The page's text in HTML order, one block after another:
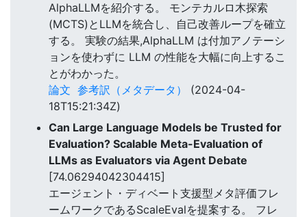
AlphaLLMを紹介する。 モンテカルロ木探索
(MCTS)とLLMを統合し、自己改善ループを確立
する。 実験の結果,AlphaLLM は付加アノテーシ
ョンを使わずに LLM の性能を大幅に向上するこ
とがわかった。
論文 参考訳（メタデータ）
(2024-04-
18T15:21:34Z)
Can Large Language Models be Trusted for
Evaluation? Scalable Meta-Evaluation of
LLMs as Evaluators via Agent Debate
[74.06294042304415]
エージェント・ディベート支援型メタ評価フレ
ームワークであるScaleEvalを提案する。 フレ